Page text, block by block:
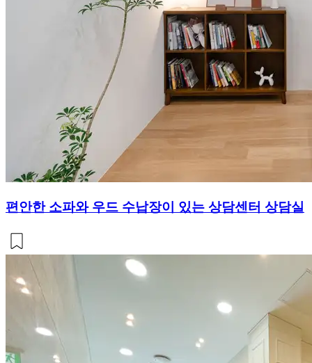
편안한 소파와 우드 수납장이 있는 상담센터 상담실